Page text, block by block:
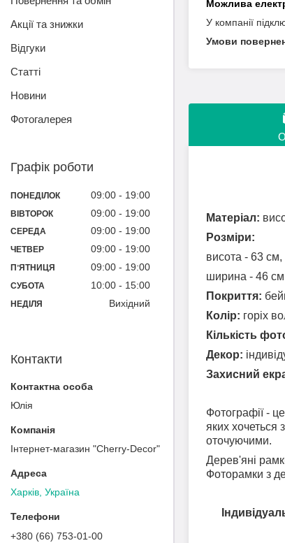
У компанії
Матеріал:
Розміри:
висота - 63 см,
ширина - 46
Покриття:
Колір: горіх
Кількість
Декор:
Захисний
Фотографії -
яких хочеться
оточуючими.
Дерев'яні
Фоторамки з
Акції та знижки
Відгуки
Статті
Новини
Фотогалерея
Графік роботи
ПОНЕДІЛОК 09:00 19:00
ВІВТОРОК 09:00 19:00
СЕРЕДА 09:00 19:00
ЧЕТВЕР 09:00 19:00
ПʼЯТНИЦЯ 09:00 19:00
СУБОТА 10:00 15:00
НЕДІЛЯ Вихідний
Контакти
Юлія
Інтернет-магазин "Cherry-Decor"
Харків, Україна
+380 (66) 753-01-00